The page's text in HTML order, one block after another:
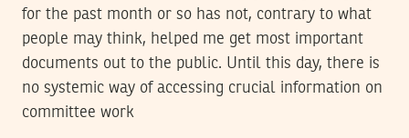
for the past month or so has not, contrary to what
people may think, helped me get most important
documents out to the public. Until this day, there is
no systemic way of accessing crucial information on
committee work